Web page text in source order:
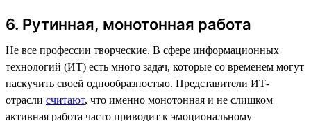
6. Рутинная, монотонная работа
Не все профессии творческие. В сфере информационных
технологий (ИТ) есть много задач, которые со временем могут
наскучить своей однообразностью. Представители ИТ-
отрасли считают, что именно монотонная и не слишком
активная работа часто приводит к эмоциональному